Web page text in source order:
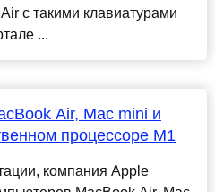
с такими клавиатурами
...
Air, Mac mini и
процессоре M1
компания Apple